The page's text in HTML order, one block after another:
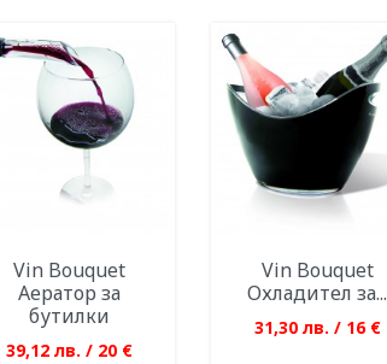
Vin Bouquet
Аератор за
бутилки
39,12 лв. / 20 €
Vin Bouquet
Охладител за...
31,30 лв. / 16 €